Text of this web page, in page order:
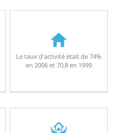
Le taux d'activité était de 74%
en 2006 et 70,8 en 1999